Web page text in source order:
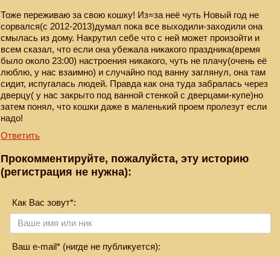
Тоже переживаю за свою кошку! Из=за неё чуть Новый год не
сорвался(с 2012-2013)думал пока все выходили-заходили она
смылась из дому. Накрутил себе что с ней может произойти и
всем сказал, что если она убежала никакого праздника(время
было около 23:00) настроения никакого, чуть не плачу(очень её
люблю, у нас взаимно) и случайно под ванну заглянул, она там
сидит, испугалась людей. Правда как она туда забралась через
дверцу( у нас закрыто под ванной стенкой с дверцами-купе)но
затем понял, что кошки даже в маленький проем пролезут если
надо!
Ответить
Прокомментируйте, пожалуйста, эту историю
(регистрация не нужна):
Как Вас зовут*:
Ваш e-mail* (нигде не публикуется):